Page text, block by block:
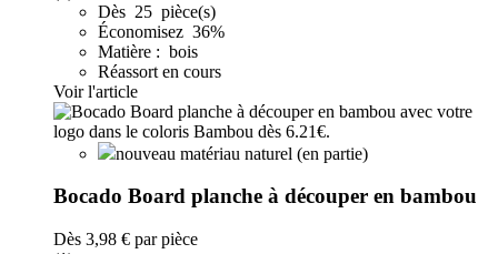
Dès 25 pièce(s)
Économisez 36%
Matière : bois
Réassort en cours
Voir l'article
nouveau matériau naturel (en partie)
Bocado Board planche à découper en bambou
Dès 3,98 € par pièce